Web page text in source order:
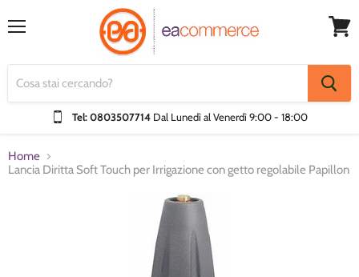
Tel: 0803507714 Dal Lunedì al Venerdì9:00 - 18:00
Home
Lancia Diritta Soft Touch per Irrigazione con getto regolabile Papillon